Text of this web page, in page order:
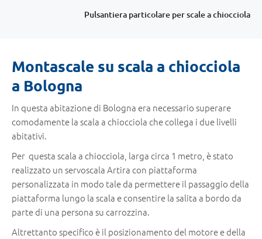
Pulsantiera particolare per scale a chiocciola
Montascale su scala a chiocciola
a Bologna
In questa abitazione di Bologna era necessario superare
comodamente la scala a chiocciola che collega i due livelli
abitativi.
Per questa scala a chiocciola, larga circa 1 metro, è stato
realizzato un servoscala Artira con piattaforma
personalizzata in modo tale da permettere il passaggio della
piattaforma lungo la scala e consentire la salita a bordo da
parte di una persona su carrozzina.
Altrettanto specifico è il posizionamento del motore e della